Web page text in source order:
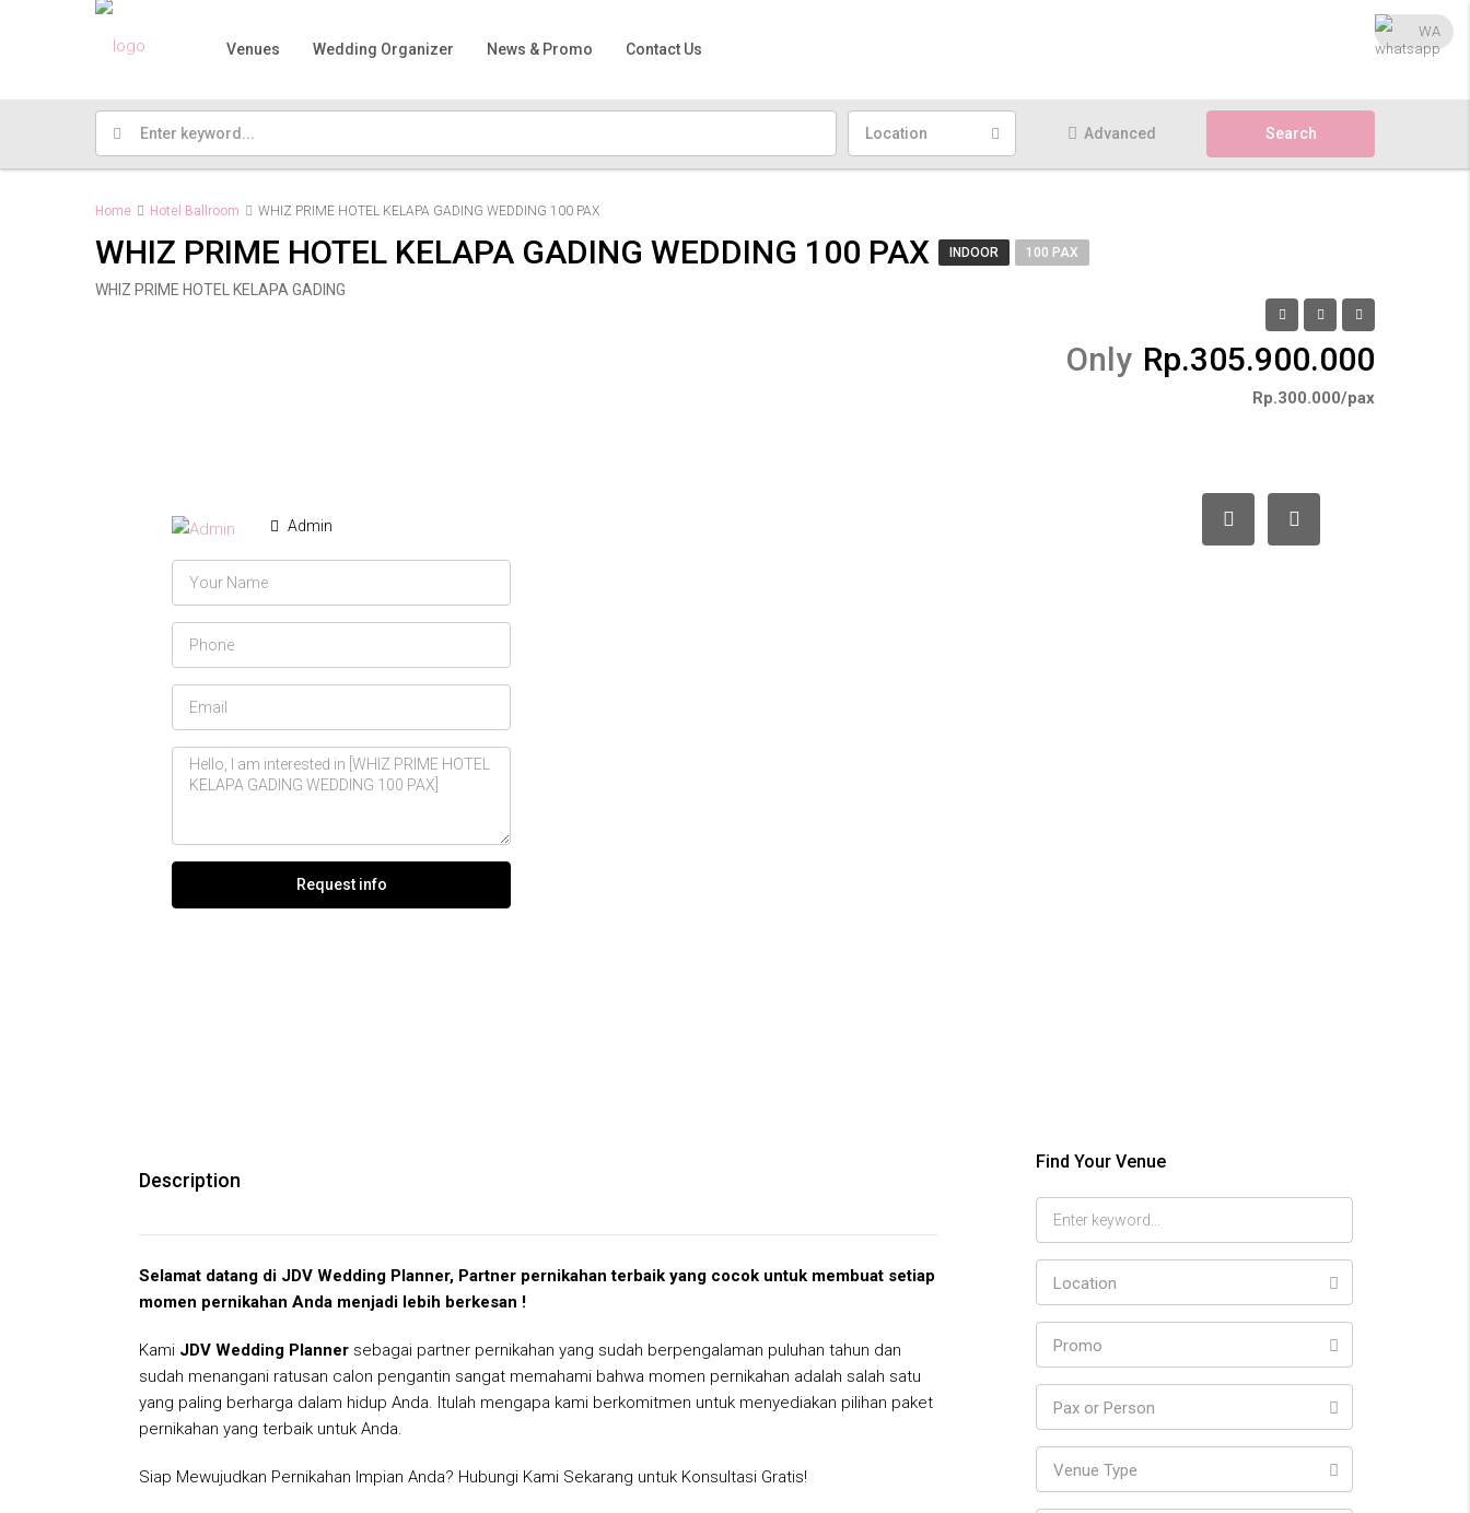
Venues Wedding Organizer News & Promo Contact Us
Location Advanced Search
Home Hotel Ballroom WHIZ PRIME HOTEL KELAPA GADING WEDDING 100 PAX
WHIZ PRIME HOTEL KELAPA GADING WEDDING 100 PAX INDOOR 100 PAX
WHIZ PRIME HOTEL KELAPA GADING
Only Rp.305.900.000
Rp.300.000/pax
Admin
Request info
Description
Selamat datang di JDV Wedding Planner, Partner pernikahan terbaik yang cocok untuk membuat setiap
momen pernikahan Anda menjadi lebih berkesan !
Kami JDV Wedding Planner sebagai partner pernikahan yang sudah berpengalaman puluhan tahun dan
sudah menangani ratusan calon pengantin sangat memahami bahwa momen pernikahan adalah salah satu
yang paling berharga dalam hidup Anda. Itulah mengapa kami berkomitmen untuk menyediakan pilihan paket
pernikahan yang terbaik untuk Anda.
Siap Mewujudkan Pernikahan Impian Anda? Hubungi Kami Sekarang untuk Konsultasi Gratis!
Find Your Venue
Location
Promo
Pax or Person
Venue Type
WA